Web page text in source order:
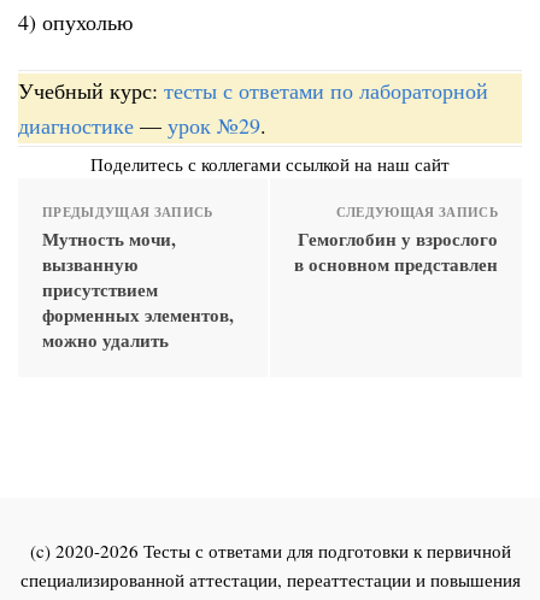
4) опухолью
Учебный курс: тесты с ответами по лабораторной
диагностике — урок №29.
Поделитесь с коллегами ссылкой на наш сайт
ПРЕДЫДУЩАЯ ЗАПИСЬ
Мутность мочи,
вызванную
присутствием
форменных элементов,
можно удалить
СЛЕДУЮЩАЯ ЗАПИСЬ
Гемоглобин у взрослого
в основном представлен
(c) 2020-2026 Тесты с ответами для подготовки к первичной
специализированной аттестации, переаттестации и повышения